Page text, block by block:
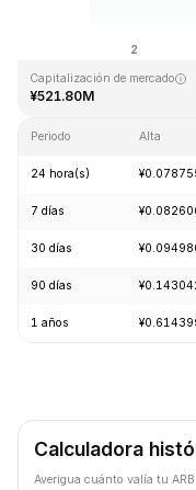
Capitalización de mercado
¥521.80M
Periodo Alta
24 hora(s)
7 días
30 días
90 días
1 años
Calculadora
Averigua cuánto valía tu